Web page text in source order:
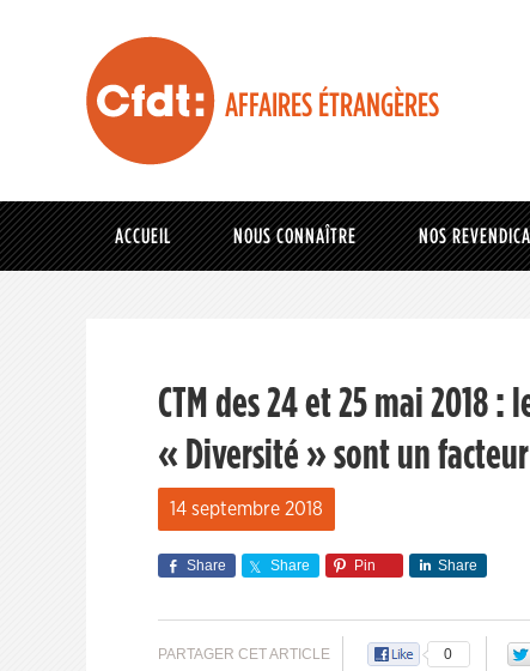
AFFAIRES ÉTRANGÈRES
ACCUEIL NOUS CONNAÎTRE NOS
CTM des 24 et 25 mai 2018
« Diversité » sont un facteur
14 septembre 2018
Share Share Pin Share
PARTAGER CET ARTICLE 0